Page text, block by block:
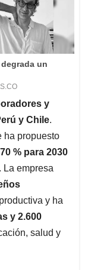
y
y Chile.
ha propuesto
% para 2030
. La empresa
y ha
y 2.600
salud y